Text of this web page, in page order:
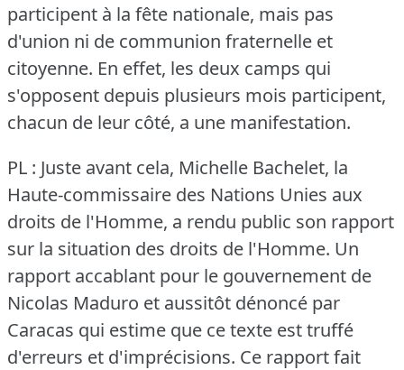
participent à la fête nationale, mais pas
d'union ni de communion fraternelle et
citoyenne. En effet, les deux camps qui
s'opposent depuis plusieurs mois participent,
chacun de leur côté, a une manifestation.
PL : Juste avant cela, Michelle Bachelet, la
Haute-commissaire des Nations Unies aux
droits de l'Homme, a rendu public son rapport
sur la situation des droits de l'Homme. Un
rapport accablant pour le gouvernement de
Nicolas Maduro et aussitôt dénoncé par
Caracas qui estime que ce texte est truffé
d'erreurs et d'imprécisions. Ce rapport fait